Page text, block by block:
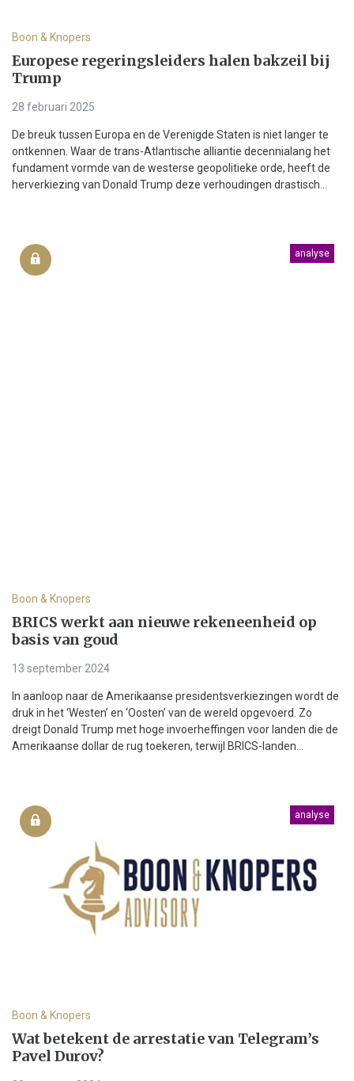
Boon & Knopers
Europese regeringsleiders halen bakzeil bij
Trump
28 februari 2025
De breuk tussen Europa en de Verenigde Staten is niet langer te
ontkennen. Waar de trans-Atlantische alliantie decennialang het
fundament vormde van de westerse geopolitieke orde, heeft de
herverkiezing van Donald Trump deze verhoudingen drastisch...
analyse
Boon & Knopers
BRICS werkt aan nieuwe rekeneenheid op
basis van goud
13 september 2024
In aanloop naar de Amerikaanse presidentsverkiezingen wordt de
druk in het ‘Westen’ en ‘Oosten’ van de wereld opgevoerd. Zo
dreigt Donald Trump met hoge invoerheffingen voor landen die de
Amerikaanse dollar de rug toekeren, terwijl BRICS-landen...
analyse
Boon & Knopers
Wat betekent de arrestatie van Telegram’s
Pavel Durov?